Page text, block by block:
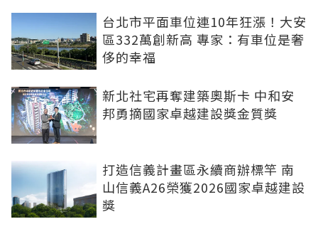
台北市平面車位連10年狂漲！大安
區332萬創新高 專家：有車位是奢
侈的幸福
新北社宅再奪建築奧斯卡 中和安
邦勇摘國家卓越建設獎金質獎
打造信義計畫區永續商辦標竿 南
山信義A26榮獲2026國家卓越建設
獎